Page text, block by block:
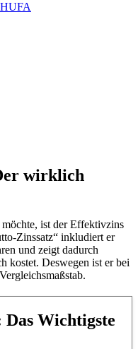
wirklich
ist der Effektivzins
Zinssatz“ inkludiert er
und zeigt dadurch
kostet. Deswegen ist er bei
Wichtigste